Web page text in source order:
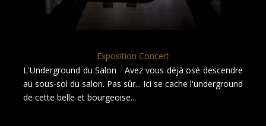
Exposition Concert
L'Underground du Salon Avez vous déjà osé descendre
au sous-sol du salon. Pas sûr... Ici se cache l'underground
de cette belle et bourgeoise...